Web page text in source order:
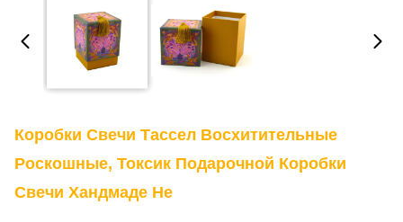
Коробки Свечи Тассел Восхитительные
Роскошные, Токсик Подарочной Коробки
Свечи Хандмаде Не